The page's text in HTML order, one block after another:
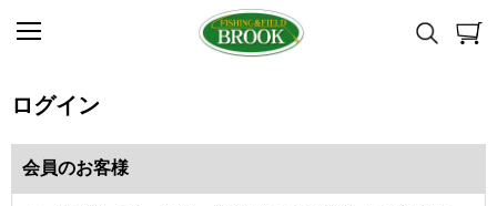
ログイン
会員のお客様